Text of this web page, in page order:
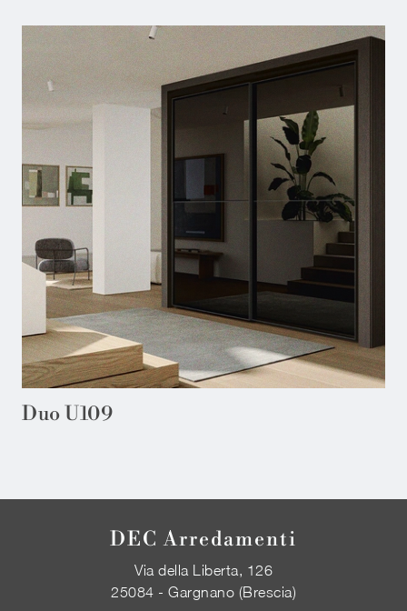
Duo U109
DEC Arredamenti
Via della Liberta, 126
25084 - Gargnano (Brescia)